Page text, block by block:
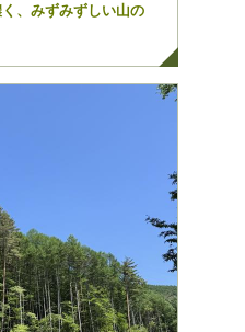
、みずみずしい山の